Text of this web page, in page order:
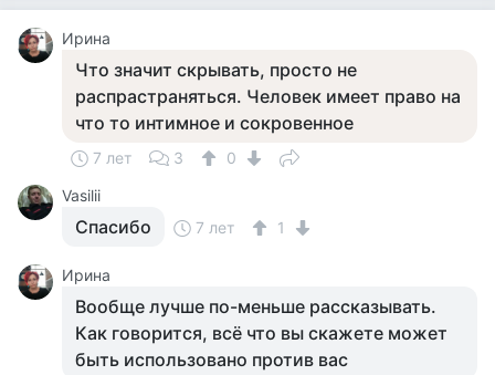
Ирина
Что значит скрывать, просто не
распрастраняться. Человек имеет право на
что то интимное и сокровенное
7 лет 3
0
Vasilii
Спасибо 7 лет 1
Ирина
Вообще лучше по-меньше рассказывать.
Как говорится, всё что вы скажете может
быть использовано против вас